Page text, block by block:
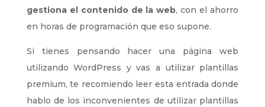
gestiona el contenido de la web, con el ahorro
en horas de programación que eso supone.
Si tienes pensando hacer una página web
utilizando WordPress y vas a utilizar plantillas
premium, te recomiendo leer esta entrada donde
hablo de los inconvenientes de utilizar plantillas